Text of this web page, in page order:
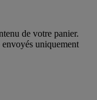
de votre panier.
uniquement